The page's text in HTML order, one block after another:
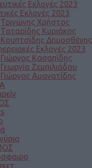
Εκλογές 2023
Εκλογές 2023
Τριγώνης Χρήστος
Ταταρίδης Κυριάκος
Κουπτσίδης Δημοσθένης
Εκλογές 2023
Γιώργος Κασαπίδης
Γεωργία Ζεμπιλιάδου
Γιώργος Αμανατίδης